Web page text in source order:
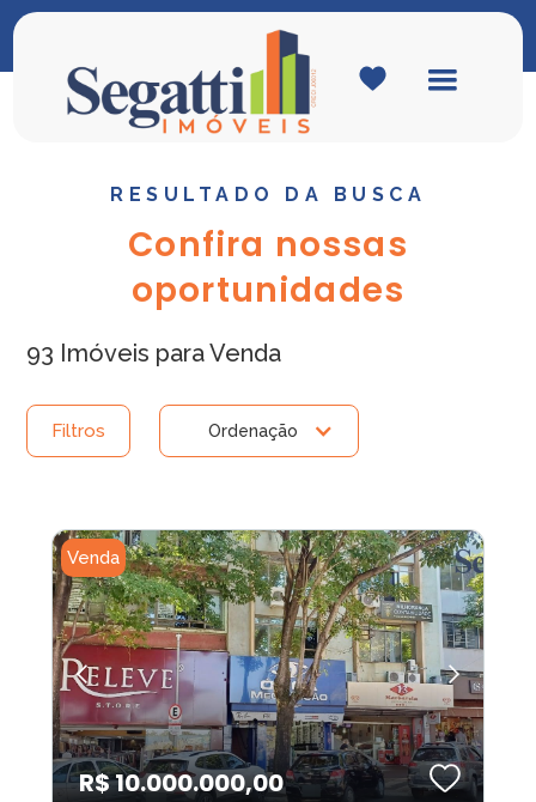
RESULTADO DA BUSCA
Confira nossas
oportunidades
93 Imóveis para Venda
Filtros Ordenação
Venda
R$ 10.000.000,00